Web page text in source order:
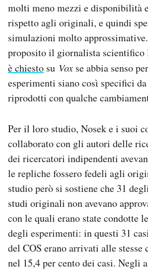
molti meno mezzi e disponibilità
rispetto agli originali, e quindi
simulazioni molto
proposito il giornalista scientifico
è chiesto su Vox se abbia senso
esperimenti siano così specifici
riprodotti con qualche
Per il loro studio, Nosek e i suoi
collaborato con gli autori delle
dei ricercatori indipendenti
le repliche fossero fedeli agli
studio però si sostiene che 31
studi originali non avevano
con le quali erano state condotte
degli esperimenti: in questi 31
del COS erano arrivati alle stesse
nel 15,4 per cento dei casi. Negli